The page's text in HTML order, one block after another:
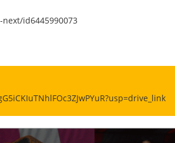
id6445990073